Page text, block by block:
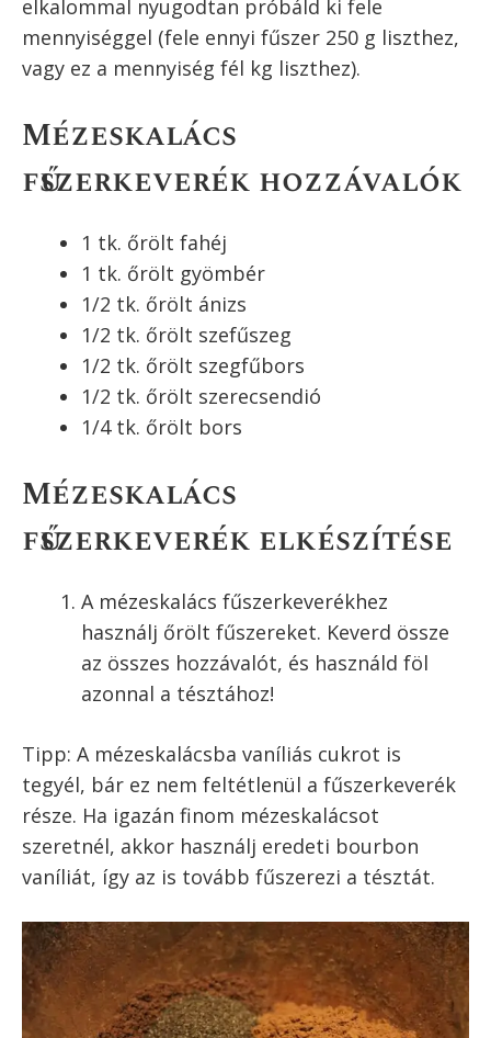
Habár a XX. század utolsó évtizedeiben ez
nálunk lealacsonyodott, ész nem szólt többről,
mint némi fahéj hozzáadásától a tésztához,
semmi ok sincs rá, hogy ne dobjuk fel a
mézeskalácsunkat szuper, télies fűszerekkel.
lehet, és mézeskalács fűszerkeverék előre
csomagolva is kapható, itt megadok egy olyan
alapreceptet, ami nagyon finom ízeket
varázsol a mézeskalácsba, és nagyon sokan
nagyon finomakat sütöttek már a segítségével.
Az itt megadott mézeskalács fűszerkeverék
mézeskalácshoz elegendő. Fontos elmondani,
mint amit esetleg megszoktál. Ezért első
mennyiséggel (fele ennyi fűszer 250 g liszthez,
vagy ez a mennyiség fél kg liszthez).
Mézeskalács
fűszerkeverék hozzávalók
1 tk. őrölt fahéj
1 tk. őrölt gyömbér
1/2 tk. őrölt ánizs
1/2 tk. őrölt szegfűbors
1/2 tk. őrölt szerecsendió
1/4 tk. őrölt bors